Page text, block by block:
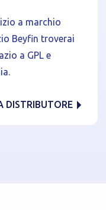
a marchio
Beyfin troverai
a GPL e
DISTRIBUTORE
Privacy Policy
(obbligatori per